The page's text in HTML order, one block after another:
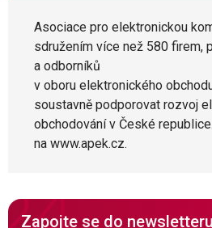
Asociace pro elektronickou
sdružením více než 580 firem,
a odborníků
v oboru elektronického
soustavně podporovat rozvoj
obchodování v České
na www.apek.cz.
Zapojte se do